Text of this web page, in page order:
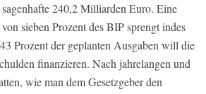
240,2 Milliarden Euro. Eine
sieben Prozent des BIP sprengt indes
Prozent der geplanten Ausgaben will die
finanzieren. Nach jahrelangen und
wie man dem Gesetzgeber den